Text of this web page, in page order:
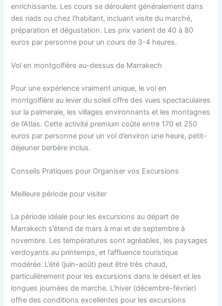
enrichissante. Les cours se déroulent généralement dans
des riads ou chez l’habitant, incluant visite du marché,
préparation et dégustation. Les prix varient de 40 à 80
euros par personne pour un cours de 3-4 heures.
Vol en montgolfière au-dessus de Marrakech
Pour une expérience vraiment unique, le vol en
montgolfière au lever du soleil offre des vues spectaculaires
sur la palmeraie, les villages environnants et les montagnes
de l’Atlas. Cette activité premium coûte entre 170 et 250
euros par personne pour un vol d’environ une heure, petit-
déjeuner berbère inclus.
Conseils Pratiques pour Organiser vos Excursions
Meilleure période pour visiter
La période idéale pour les excursions au départ de
Marrakech s’étend de mars à mai et de septembre à
novembre. Les températures sont agréables, les paysages
verdoyants au printemps, et l’affluence touristique
modérée. L’été (juin-août) peut être très chaud,
particulièrement pour les excursions dans le désert et les
longues journées de marche. L’hiver (décembre-février)
offre des conditions excellentes pour les excursions